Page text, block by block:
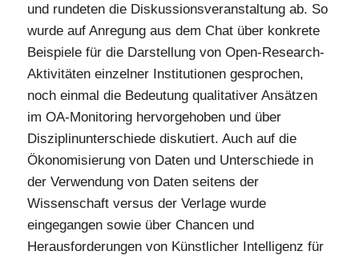
und rundeten die Diskussionsveranstaltung ab. So
wurde auf Anregung aus dem Chat über konkrete
Beispiele für die Darstellung von Open-Research-
Aktivitäten einzelner Institutionen gesprochen,
noch einmal die Bedeutung qualitativer Ansätzen
im OA-Monitoring hervorgehoben und über
Disziplinunterschiede diskutiert. Auch auf die
Ökonomisierung von Daten und Unterschiede in
der Verwendung von Daten seitens der
Wissenschaft versus der Verlage wurde
eingegangen sowie über Chancen und
Herausforderungen von Künstlicher Intelligenz für